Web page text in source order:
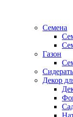
Семена
Газон
Декор